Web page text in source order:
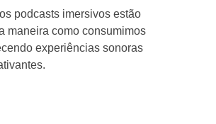
podcasts imersivos estão
maneira como consumimos
experiências sonoras